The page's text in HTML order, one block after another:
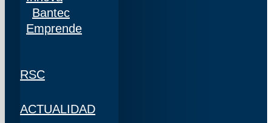
Bantec
Emprende
RSC
ACTUALIDAD